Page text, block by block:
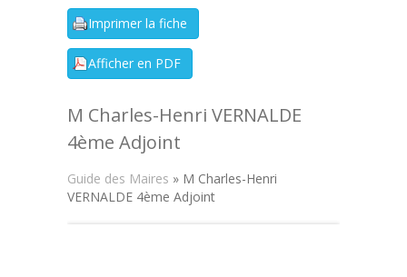
M Charles-Henri VERNALDE
4ème Adjoint
Guide des Maires » M Charles-Henri
VERNALDE 4ème Adjoint